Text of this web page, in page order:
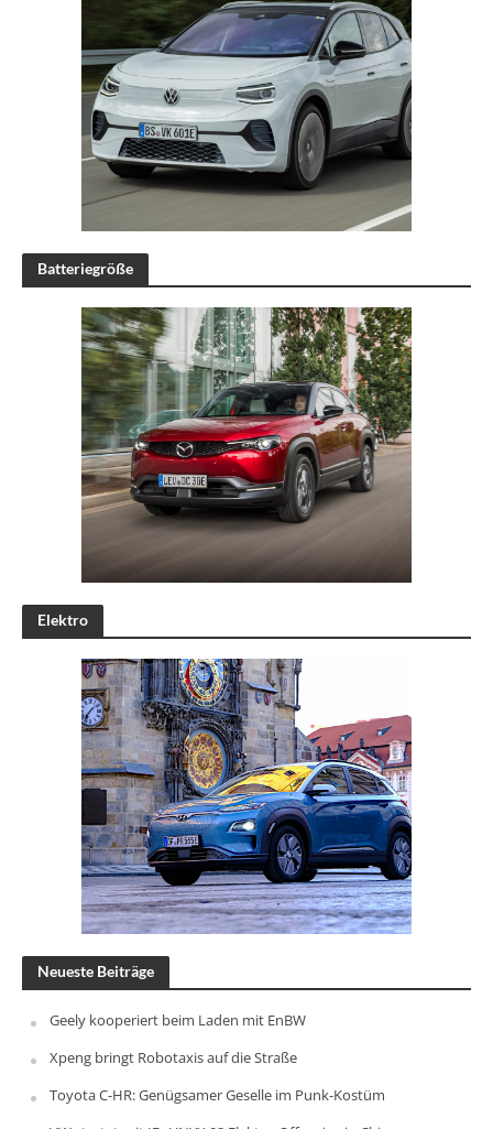
Batteriegröße
Elektro
Neueste Beiträge
Geely kooperiert beim Laden mit EnBW
Xpeng bringt Robotaxis auf die Straße
Toyota C-HR: Genügsamer Geselle im Punk-Kostüm